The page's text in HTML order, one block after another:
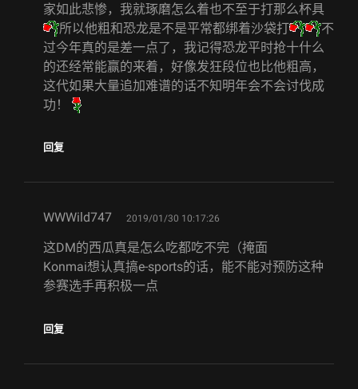
家如此悲惨，我就琢磨怎么着也不至于打那么杯具
所以他粗和恐龙是不是平常都绑着沙袋打
不
过今年真的是差一点了，我记得恐龙平时抢十什么
的还经常能赢的来着，好像发狂段位也比他粗高，
这代如果大量追加难谱的话不知明年会不会讨伐成
功！
回复
WWWild747 says:
2019/01/30 10:17:26
这DM的西瓜真是怎么吃都吃不完（掩面
Konmai想认真搞e-sports的话，能不能对预防这种
参赛选手再积极一点
回复